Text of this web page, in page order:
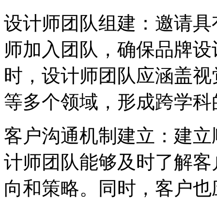
设计师团队组建‌：邀请
师加入团队，确保品牌
时，设计师团队应涵盖
等多个领域，形成跨学
客户沟通机制建立‌：建
计师团队能够及时了解
向和策略。同时，客户